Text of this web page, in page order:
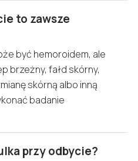
to zawsze
być hemoroidem, ale
brzeżny, fałd skórny,
skórną albo inną
badanie
przy odbycie?